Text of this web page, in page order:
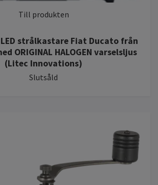
Till produkten
LED strålkastare Fiat Ducato från
ORIGINAL HALOGEN varselsljus
(Litec Innovations)
Slutsåld